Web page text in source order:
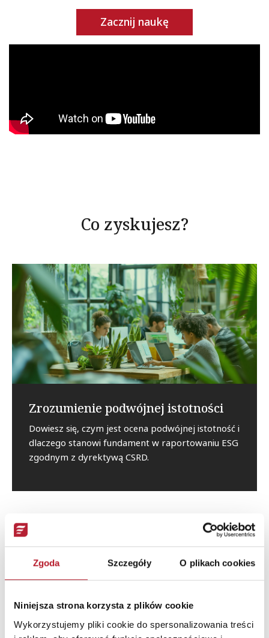
Zgoda Szczegóły O plikach cookies
Niniejsza strona korzysta z plików cookie
Wykorzystujemy pliki cookie do spersonalizowania treści
Zacznij naukę
Co zyskujesz?
Zrozumienie podwójnej istotności
Dowiesz się, czym jest ocena podwójnej istotność i
dlaczego stanowi fundament w raportowaniu ESG
zgodnym z dyrektywą CSRD.
Sprawdź, czy kurs jest dla
Ciebie